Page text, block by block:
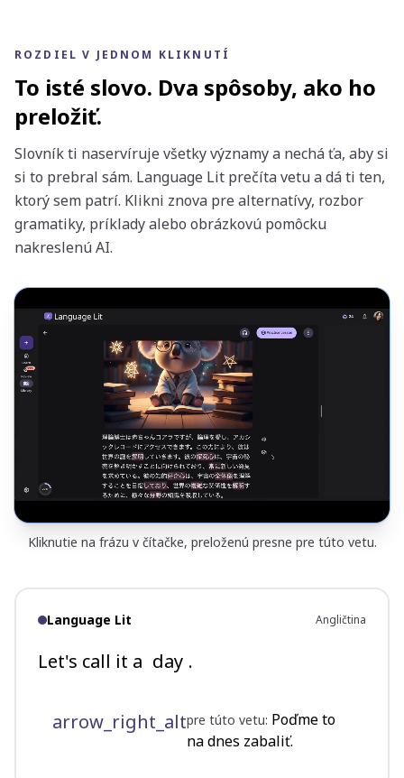
ROZDIEL V JEDNOM KLIKNUTÍ
To isté slovo. Dva spôsoby, ako ho
preložiť.
Slovník ti naservíruje všetky významy a nechá ťa, aby si
si to prebral sám. Language Lit prečíta vetu a dá ti ten,
ktorý sem patrí. Klikni znova pre alternatívy, rozbor
gramatiky, príklady alebo obrázkovú pomôcku
nakreslenú AI.
Kliknutie na frázu v čítačke, preloženú presne pre túto vetu.
Language Lit Angličtina
Let's call it a day .
arrow_right_altpre túto vetu: Poďme to
na dnes zabaliť.